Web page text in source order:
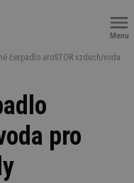
Menu
čerpadlo aroSTOR vzduch/voda
pro